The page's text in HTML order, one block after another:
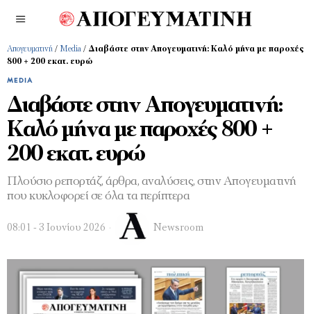
Απογευματινή / Media / Διαβάστε στην Απογευματινή: Καλό μήνα με παροχές
800 + 200 εκατ. ευρώ
MEDIA
Διαβάστε στην Απογευματινή:
Καλό μήνα με παροχές 800 +
200 εκατ. ευρώ
Πλούσιο ρεπορτάζ, άρθρα, αναλύσεις, στην Απογευματινή
που κυκλοφορεί σε όλα τα περίπτερα
08:01 - 3 Ιουνίου 2026 Newsroom